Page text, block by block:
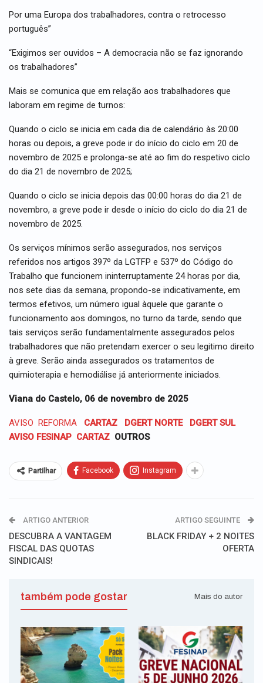
Por uma Europa dos trabalhadores, contra o retrocesso
português”
“Exigimos ser ouvidos – A democracia não se faz ignorando
os trabalhadores”
Mais se comunica que em relação aos trabalhadores que
laboram em regime de turnos:
Quando o ciclo se inicia em cada dia de calendário às 20:00
horas ou depois, a greve pode ir do início do ciclo em 20 de
novembro de 2025 e prolonga-se até ao fim do respetivo ciclo
do dia 21 de novembro de 2025;
Quando o ciclo se inicia depois das 00:00 horas do dia 21 de
novembro, a greve pode ir desde o início do ciclo do dia 21 de
novembro de 2025.
Os serviços mínimos serão assegurados, nos serviços
referidos nos artigos 397º da LGTFP e 537º do Código do
Trabalho que funcionem ininterruptamente 24 horas por dia,
nos sete dias da semana, propondo-se indicativamente, em
termos efetivos, um número igual àquele que garante o
funcionamento aos domingos, no turno da tarde, sendo que
tais serviços serão fundamentalmente assegurados pelos
trabalhadores que não pretendam exercer o seu legitimo direito
à greve. Serão ainda assegurados os tratamentos de
quimioterapia e hemodiálise já anteriormente iniciados.
Viana do Castelo, 06 de novembro de 2025
AVISO REFORMA CARTAZ DGERT NORTE
DGERT SUL
AVISO FESINAP CARTAZ OUTROS
Partilhar Facebook Instagram
ARTIGO ANTERIOR
DESCUBRA A VANTAGEM
FISCAL DAS QUOTAS
SINDICAIS!
ARTIGO SEGUINTE
BLACK FRIDAY + 2 NOITES
OFERTA
também pode gostar Mais do autor